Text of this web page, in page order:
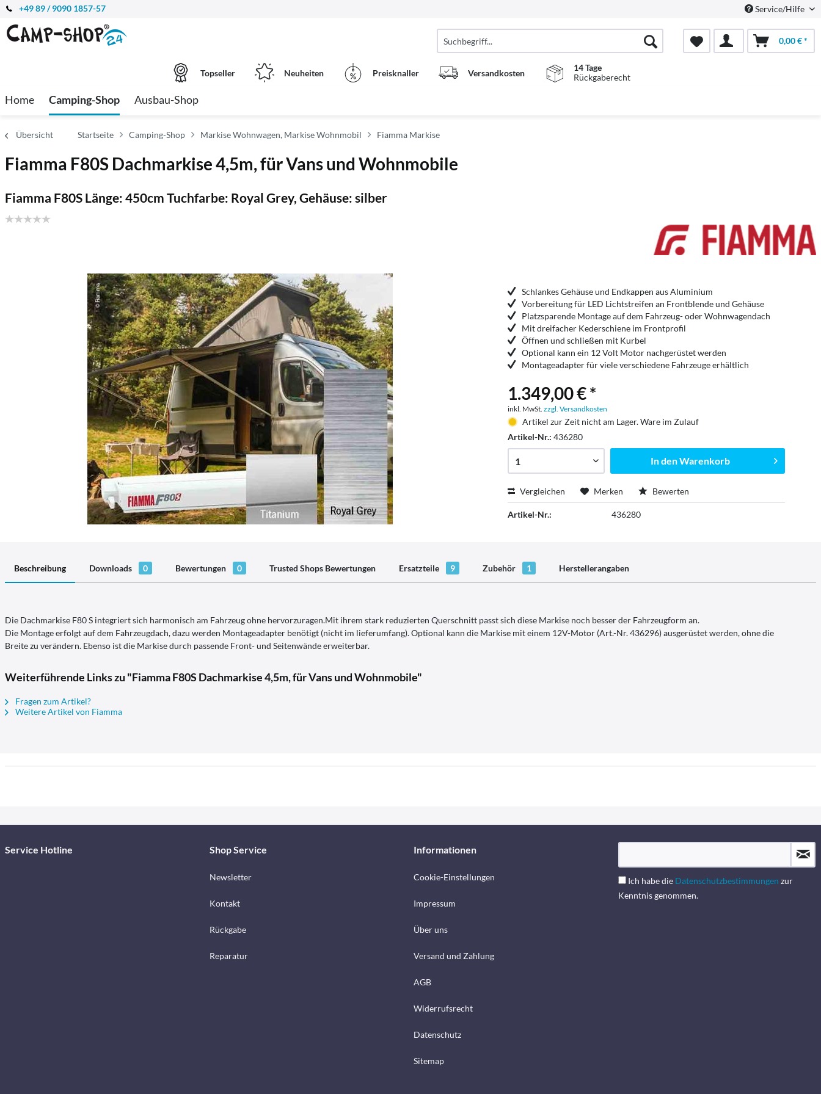
+49 89 / 9090 1857-57 Service/Hilfe
0,00 € *
Topseller Neuheiten Preisknaller Versandkosten
14 Tage
Rückgaberecht
Home Camping-Shop Ausbau-Shop
Übersicht Startseite Camping-Shop Markise Wohnwagen, Markise Wohnmobil Fiamma Markise
Fiamma F80S Dachmarkise 4,5m, für Vans und Wohnmobile
Fiamma F80S Länge: 450cm Tuchfarbe: Royal Grey, Gehäuse: silber
Schlankes Gehäuse und Endkappen aus Aluminium
Vorbereitung für LED Lichtstreifen an Frontblende und Gehäuse
Platzsparende Montage auf dem Fahrzeug- oder Wohnwagendach
Mit dreifacher Kederschiene im Frontprofil
Öffnen und schließen mit Kurbel
Optional kann ein 12 Volt Motor nachgerüstet werden
Montageadapter für viele verschiedene Fahrzeuge erhältlich
1.349,00 € *
inkl. MwSt.zzgl. Versandkosten
Artikel zur Zeit nicht am Lager. Ware im Zulauf
Artikel-Nr.:436280
In denWarenkorb
Vergleichen Merken Bewerten
Artikel-Nr.: 436280
Beschreibung Downloads 0 Bewertungen 0 Trusted Shops Bewertungen Ersatzteile 9 Zubehör 1 Herstellerangaben
Die Dachmarkise F80 S integriert sich harmonisch am Fahrzeug ohne hervorzuragen.Mit ihrem stark reduzierten Querschnitt passt sich diese Markise noch besser der Fahrzeugform an.
Die Montage erfolgt auf dem Fahrzeugdach, dazu werden Montageadapter benötigt (nicht im lieferumfang). Optional kann die Markise mit einem 12V-Motor (Art.-Nr. 436296) ausgerüstet werden, ohne die
Breite zu verändern. Ebenso ist die Markise durch passende Front- und Seitenwände erweiterbar.
Weiterführende Links zu "Fiamma F80S Dachmarkise 4,5m, für Vans und Wohnmobile"
Fragen zum Artikel?
Weitere Artikel von Fiamma
Service Hotline Shop Service
Newsletter
Kontakt
Rückgabe
Reparatur
Informationen
Cookie-Einstellungen
Impressum
Über uns
Versand und Zahlung
AGB
Widerrufsrecht
Datenschutz
Sitemap
Ich habe die Datenschutzbestimmungen zur
Kenntnis genommen.